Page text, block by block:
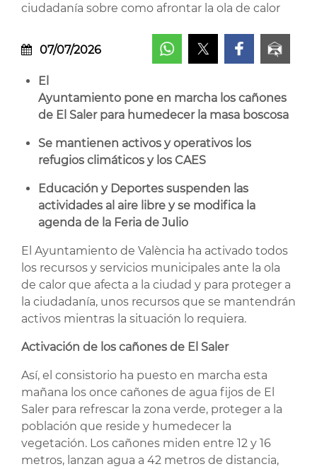
ciudadanía sobre como afrontar la ola de calor
07/07/2026
El
Ayuntamiento pone en marcha los cañones
de El Saler para humedecer la masa boscosa
Se mantienen activos y operativos los
refugios climáticos y los CAES
Educación y Deportes suspenden las
actividades al aire libre y se modifica la
agenda de la Feria de Julio
El Ayuntamiento de València ha activado todos
los recursos y servicios municipales ante la ola
de calor que afecta a la ciudad y para proteger a
la ciudadanía, unos recursos que se mantendrán
activos mientras la situación lo requiera.
Activación de los cañones de El Saler
Así, el consistorio ha puesto en marcha esta
mañana los once cañones de agua fijos de El
Saler para refrescar la zona verde, proteger a la
población que reside y humedecer la
vegetación. Los cañones miden entre 12 y 16
metros, lanzan agua a 42 metros de distancia,